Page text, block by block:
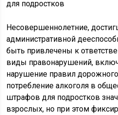
Несовершеннолетние,
административной
быть привлечены к
виды правонарушений,
нарушение правил
потребление алкоголя в
штрафов для подростков
взрослых, но при этом